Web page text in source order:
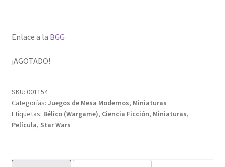
Enlace a la BGG
¡AGOTADO!
SKU: 001154
Categorías: Juegos de Mesa Modernos, Miniaturas
Etiquetas: Bélico (Wargame), Ciencia Ficción, Miniaturas,
Película, Star Wars